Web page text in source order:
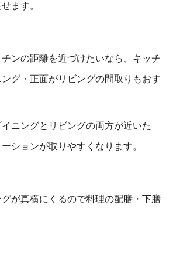
ます。
ンの距離を近づけたいなら、キッチ
グ・正面がリビングの間取りもおす
ニングとリビングの両方が近いた
ションが取りやすくなります。
が真横にくるので料理の配膳・下膳